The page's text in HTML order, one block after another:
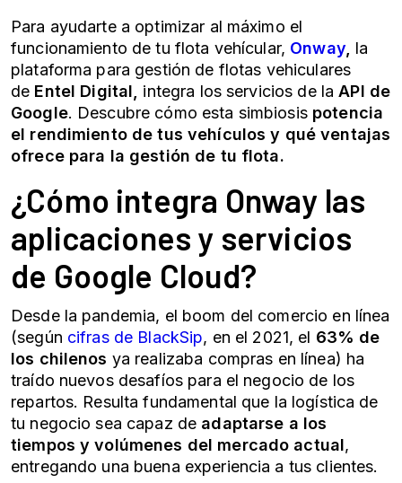
Para ayudarte a optimizar al máximo el
funcionamiento de tu flota vehícular, Onway, la
plataforma para gestión de flotas vehiculares
de Entel Digital, integra los servicios de la API de
Google. Descubre cómo esta simbiosis potencia
el rendimiento de tus vehículos y qué ventajas
ofrece para la gestión de tu flota.
¿Cómo integra Onway las
aplicaciones y servicios
de Google Cloud?
Desde la pandemia, el boom del comercio en línea
(según cifras de BlackSip, en el 2021, el 63% de
los chilenos ya realizaba compras en línea) ha
traído nuevos desafíos para el negocio de los
repartos. Resulta fundamental que la logística de
tu negocio sea capaz de adaptarse a los
tiempos y volúmenes del mercado actual,
entregando una buena experiencia a tus clientes.